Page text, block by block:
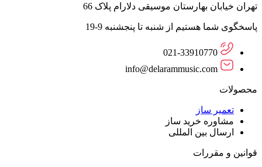
تهران خیابان بهارستان موسیقی دلارام پلاک 66
پاسخگوی شما هستیم از شنبه تا پنجشنبه 9-19
021-33910770
info@delarammusic.com
محصولات
تعمیر ساز
مشاوره خرید ساز
ارسال بین المللی
قوانین و مقررات